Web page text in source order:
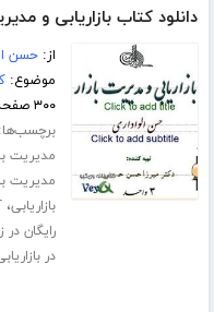
دانلود کتاب بازاریابی و
از:حسن
موضوع:
۳۰۰ صفحه
مدیریت
مدیریت
بازاریابی،
رایگان در
در